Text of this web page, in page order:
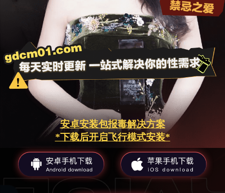
安卓安装包报毒解决方案
*下载后开启飞行模式安装*